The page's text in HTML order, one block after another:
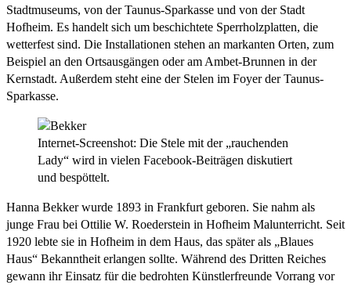
Stadtmuseums, von der Taunus-Sparkasse und von der Stadt
Hofheim. Es handelt sich um beschichtete Sperrholzplatten, die
wetterfest sind. Die Installationen stehen an markanten Orten, zum
Beispiel an den Ortsausgängen oder am Ambet-Brunnen in der
Kernstadt. Außerdem steht eine der Stelen im Foyer der Taunus-
Sparkasse.
Internet-Screenshot: Die Stele mit der „rauchenden
Lady“ wird in vielen Facebook-Beiträgen diskutiert
und bespöttelt.
Hanna Bekker wurde 1893 in Frankfurt geboren. Sie nahm als
junge Frau bei Ottilie W. Roederstein in Hofheim Malunterricht. Seit
1920 lebte sie in Hofheim in dem Haus, das später als „Blaues
Haus“ Bekanntheit erlangen sollte. Während des Dritten Reiches
gewann ihr Einsatz für die bedrohten Künstlerfreunde Vorrang vor